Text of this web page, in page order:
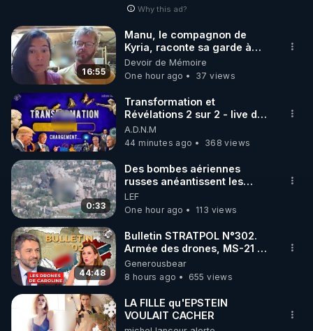
🌱 INSTAGRAM
https://www.instagram.com/rdlr_thierrycasasnovas/
http://rgnr.li/instagram
🌱 LA NEWSLETTER
Pour ne pas rater l’actualité RGNR (stages,
http://rgnr.li/news
🌱 VIDÉOS NON CENSURÉES SUR ODYSEE
Toutes les vidéos Youtube sont aussi sur la
http://rgnr.li/odysee
🌱 LES STAGES EN PRÉSENTIEL
Why this ad?
16:55
Manu, le compagnon de
Kyria, raconte sa garde à
vue musclée. PARTAGEZ!
Devoir de Mémoire
One hour ago
37 views
Transformation et
Révélations 2 sur 2 - live du
07/08/26
A.D.N.M
44 minutes ago
368 views
0:33
Des bombes aériennes
russes anéantissent les
centres de contrôle de
drones de 3 brigades
ukrainienne
LEF
One hour ago
113 views
44:48
Bulletin STRATPOL N°302.
Armée des drones, MS-21 en
série, missiles coréens.
07.08.2026.
Generousbear
8 hours ago
655 views
LA FILLE qu'EPSTEIN
VOULAIT CACHER